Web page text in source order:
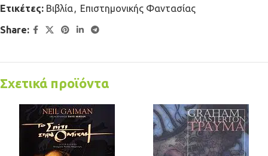
Ετικέτες: Βιβλία, Επιστημονικής Φαντασίας
Share:
Σχετικά προϊόντα